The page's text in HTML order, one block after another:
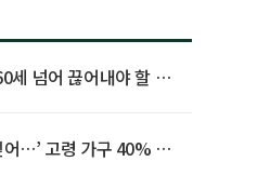
세 넘어 끊어내야 할 사
어…’ 고령 가구 40% 노